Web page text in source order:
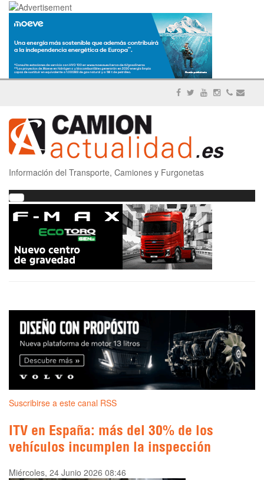
Información del Transporte, Camiones y Furgonetas
Suscribirse a este canal RSS
ITV en España: más del 30% de los
vehículos incumplen la inspección
Miércoles, 24 Junio 2026 08:46